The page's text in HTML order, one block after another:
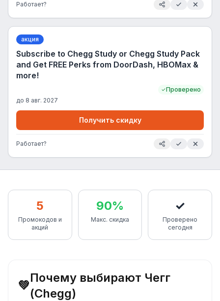
Работает?
акция
Subscribe to Chegg Study or Chegg Study Pack
and Get FREE Perks from DoorDash, HBOMax &
more!
Проверено
до 8 авг. 2027
Получить скидку
Работает?
5
Промокодов и
акций
90%
Макс. скидка
✓
Проверено
сегодня
💚
Почему выбирают Чегг
(Chegg)